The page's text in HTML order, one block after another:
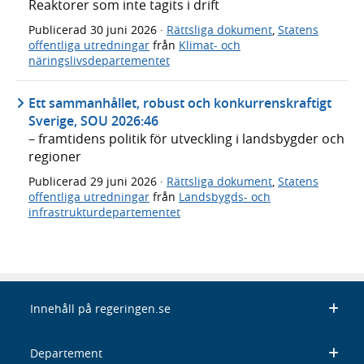
Reaktorer som inte tagits i drift
Publicerad 30 juni 2026 · Rättsliga dokument, Statens
offentliga utredningar från Klimat- och
näringslivsdepartementet
Ett sammanhållet, robust och konkurrenskraftigt
Sverige, SOU 2026:46
– framtidens politik för utveckling i landsbygder och
regioner
Publicerad 29 juni 2026 · Rättsliga dokument Statens
offentliga utredningar från Landsbygds- och
infrastrukturdepartementet
Innehåll på regeringen.se
Departement